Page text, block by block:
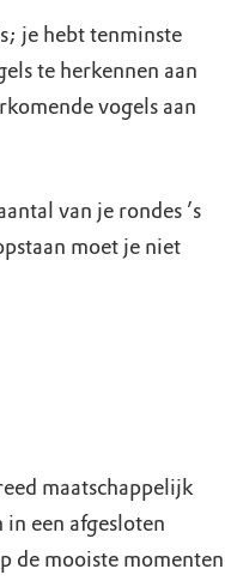
je hebt tenminste
te herkennen aan
vogels aan
van je rondes ’s
moet je niet
maatschappelijk
een afgesloten
de mooiste momenten